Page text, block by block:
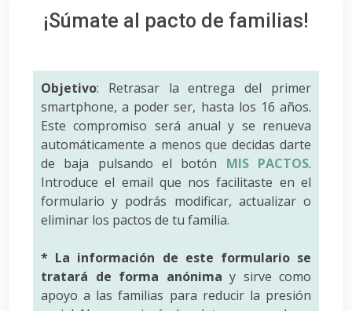
¡Súmate al pacto de familias!
Objetivo: Retrasar la entrega del primer
smartphone, a poder ser, hasta los 16 años.
Este compromiso será anual y se renueva
automáticamente a menos que decidas darte
de baja pulsando el botón MIS PACTOS.
Introduce el email que nos facilitaste en el
formulario y podrás modificar, actualizar o
eliminar los pactos de tu familia.
* La información de este formulario se
tratará de forma anónima y sirve como
apoyo a las familias para reducir la presión